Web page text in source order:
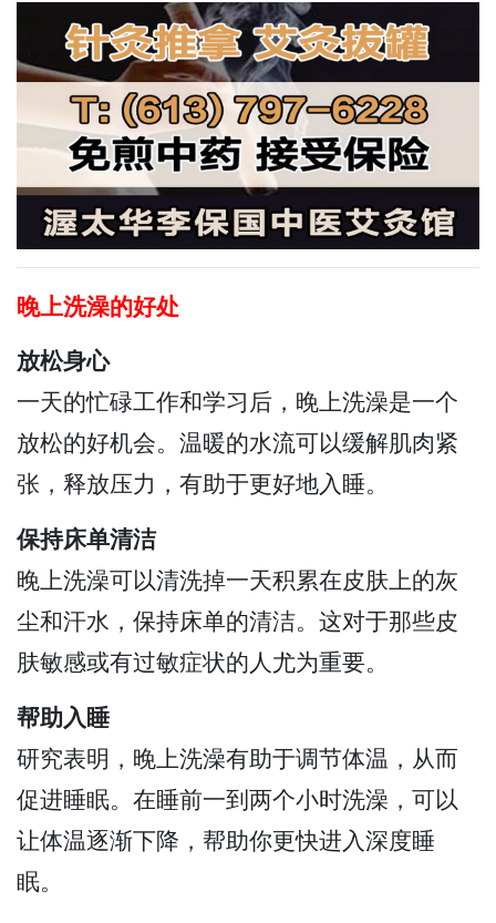
晚上洗澡的好处
放松身心
一天的忙碌工作和学习后，晚上洗澡是一个
放松的好机会。温暖的水流可以缓解肌肉紧
张，释放压力，有助于更好地入睡。
保持床单清洁
晚上洗澡可以清洗掉一天积累在皮肤上的灰
尘和汗水，保持床单的清洁。这对于那些皮
肤敏感或有过敏症状的人尤为重要。
帮助入睡
研究表明，晚上洗澡有助于调节体温，从而
促进睡眠。在睡前一到两个小时洗澡，可以
让体温逐渐下降，帮助你更快进入深度睡
眠。